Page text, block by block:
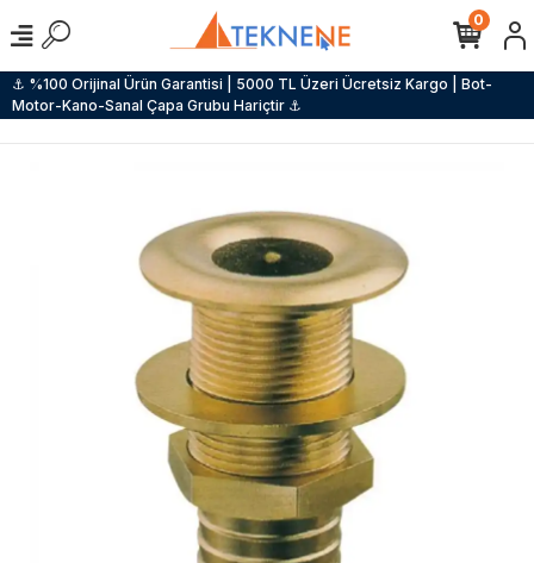
⚓ %100 Orijinal Ürün Garantisi | 5000 TL Üzeri Ücretsiz Kargo | Bot-
Motor-Kano-Sanal Çapa Grubu Hariçtir ⚓
0